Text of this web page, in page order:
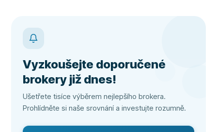
Vyzkoušejte doporučené
brokery již dnes!
Ušetřete tisíce výběrem nejlepšího brokera.
Prohlídněte si naše srovnání a investujte rozumně.